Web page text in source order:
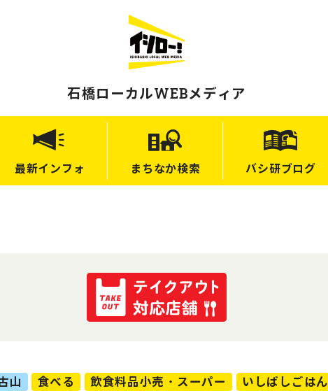
石橋ローカルWEBメディア
最新インフォ まちなか検索 バシ研ブログ
山 食べる 飲食料品小売・スーパー いしばしごはん